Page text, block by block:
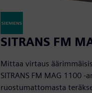
SITRANS FM
Mittaa virtaus
SITRANS FM MAG 1100 -
ruostumattomasta